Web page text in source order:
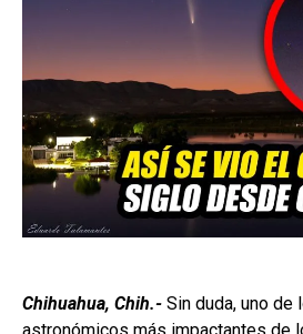
Chihuahua, Chih.- Sin duda, uno de